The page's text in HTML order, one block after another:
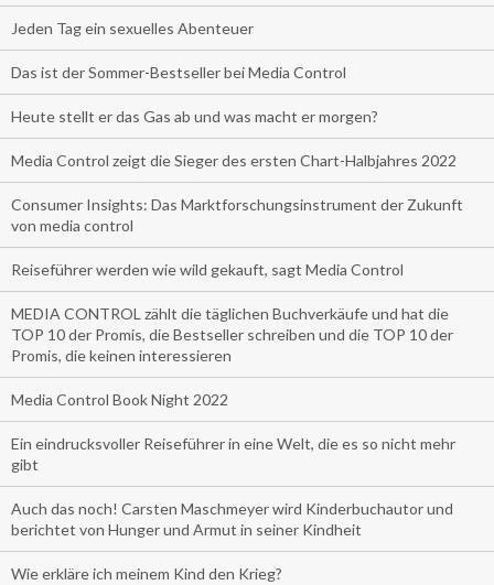
Jeden Tag ein sexuelles Abenteuer
Das ist der Sommer-Bestseller bei Media Control
Heute stellt er das Gas ab und was macht er morgen?
Media Control zeigt die Sieger des ersten Chart-Halbjahres 2022
Consumer Insights: Das Marktforschungsinstrument der Zukunft
von media control
Reiseführer werden wie wild gekauft, sagt Media Control
MEDIA CONTROL zählt die täglichen Buchverkäufe und hat die
TOP 10 der Promis, die Bestseller schreiben und die TOP 10 der
Promis, die keinen interessieren
Media Control Book Night 2022
Ein eindrucksvoller Reiseführer in eine Welt, die es so nicht mehr
gibt
Auch das noch! Carsten Maschmeyer wird Kinderbuchautor und
berichtet von Hunger und Armut in seiner Kindheit
Wie erkläre ich meinem Kind den Krieg?